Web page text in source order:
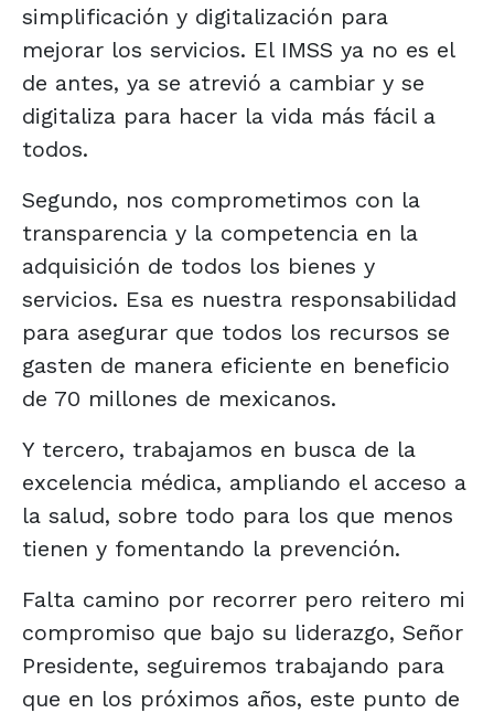
simplificación y digitalización para
mejorar los servicios. El IMSS ya no es el
de antes, ya se atrevió a cambiar y se
digitaliza para hacer la vida más fácil a
todos.
Segundo, nos comprometimos con la
transparencia y la competencia en la
adquisición de todos los bienes y
servicios. Esa es nuestra responsabilidad
para asegurar que todos los recursos se
gasten de manera eficiente en beneficio
de 70 millones de mexicanos.
Y tercero, trabajamos en busca de la
excelencia médica, ampliando el acceso a
la salud, sobre todo para los que menos
tienen y fomentando la prevención.
Falta camino por recorrer pero reitero mi
compromiso que bajo su liderazgo, Señor
Presidente, seguiremos trabajando para
que en los próximos años, este punto de